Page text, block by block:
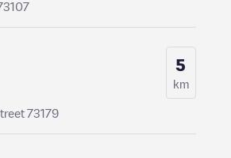
73179
5
km